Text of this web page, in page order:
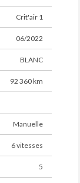
Crit'air 1
06/2022
BLANC
92 360 km
Manuelle
6 vitesses
5